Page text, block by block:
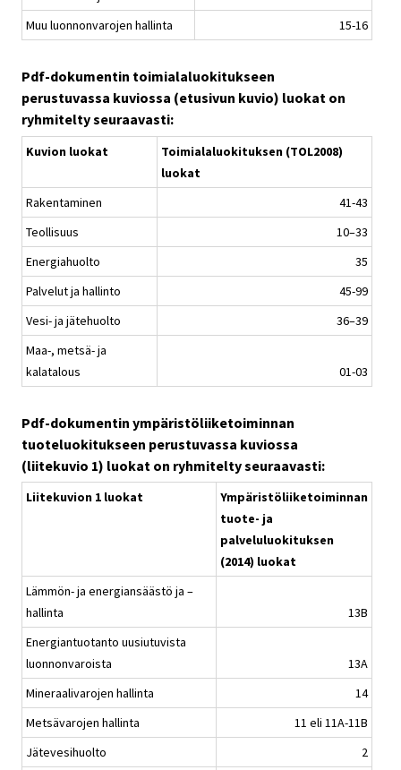
Muu luonnonvarojen hallinta
15-16
Pdf-dokumentin toimialaluokitukseen
perustuvassa kuviossa (etusivun kuvio) luokat on
ryhmitelty seuraavasti:
Kuvion luokat
Toimialaluokituksen (TOL2008)
luokat
Rakentaminen
41-43
Teollisuus
10–33
Energiahuolto
35
Palvelut ja hallinto
45-99
Vesi- ja jätehuolto
36–39
Maa-, metsä- ja
kalatalous
01-03
Pdf-dokumentin ympäristöliiketoiminnan
tuoteluokitukseen perustuvassa kuviossa
(liitekuvio 1) luokat on ryhmitelty seuraavasti:
Liitekuvion 1 luokat
Ympäristöliiketoiminnan
tuote- ja
palveluluokituksen
(2014) luokat
Lämmön- ja energiansäästö ja –
hallinta
13B
Energiantuotanto uusiutuvista
luonnonvaroista
13A
Mineraalivarojen hallinta
14
Metsävarojen hallinta
11 eli 11A-11B
Jätevesihuolto
2